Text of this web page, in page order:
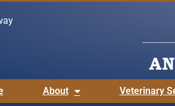
About Veterinary